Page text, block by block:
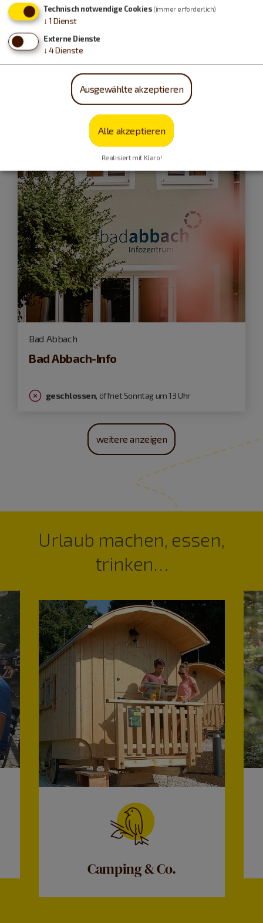
Neuburg an der Donau
Auenzentrum Neuburg
bis 18 Uhr
Bad Abbach
Bad Abbach-Info
geschlossen, öffnet Sonntag um 13 Uhr
weitere anzeigen
Urlaub machen, essen,
trinken…
Camping & Co.
Technisch notwendige Cookies (immer erforderlich)
↓ 1 Dienst
Externe Dienste
↓ 4Dienste
Ausgewählte akzeptieren
Alle akzeptieren
Realisiert mit Klaro!